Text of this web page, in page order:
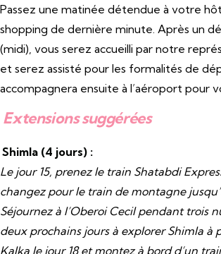
Passez une matinée détendue à votre
shopping de dernière minute. Après un
(midi), vous serez accueilli par notre
et serez assisté pour les formalités de
accompagnera ensuite à l’aéroport pour
Extensions suggérées
Shimla (4 jours) :
Le jour 15, prenez le train Shatabdi
changez pour le train de montagne
Séjournez à l’Oberoi Cecil pendant trois
deux prochains jours à explorer Shimla à
Kalka le jour 18 et montez à bord d’un